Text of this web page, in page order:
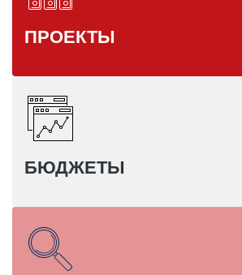
ПРОЕКТЫ
БЮДЖЕТЫ